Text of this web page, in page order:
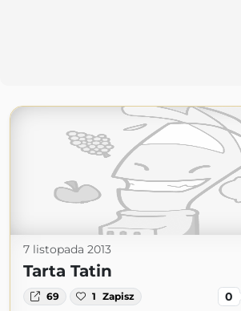
7 listopada 2013
Tarta Tatin
69 1 Zapisz 0